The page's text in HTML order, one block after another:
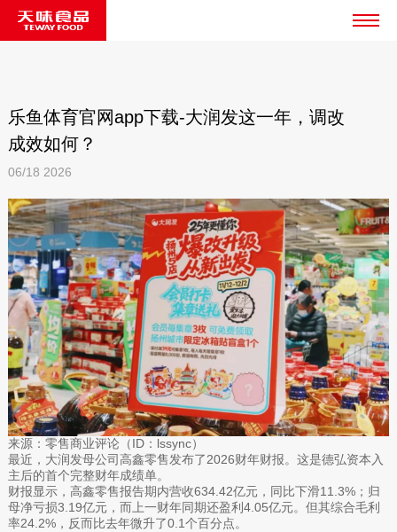
乐鱼体育官网app下载-大润发这一年，调改
成效如何？
06/18 2026
来源：零售商业评论（ID：lssync）
最近，大润发母公司高鑫零售发布了2026财年财报。这是德弘资本入
主后的首个完整财年成绩单。
财报显示，高鑫零售报告期内营收634.42亿元，同比下滑11.3%；归
母净亏损3.19亿元，而上一财年同期还盈利4.05亿元。但其综合毛利
率24.2%，反而比去年微升了0.1个百分点。